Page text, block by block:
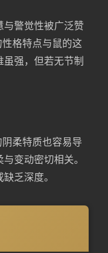
与警觉性被广泛赞
格特点与鼠的这
强，但若无节制
柔特质也容易导
变动密切相关。
乏深度。